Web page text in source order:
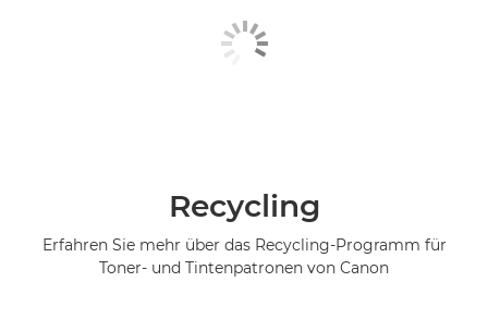
Recycling
Erfahren Sie mehr über das Recycling-Programm für
Toner- und Tintenpatronen von Canon